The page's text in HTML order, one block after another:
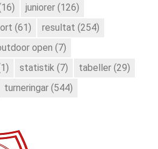
juniorer (126)
(61) resultat (254)
open (7)
statistik (7) tabeller (29)
turneringar (544)